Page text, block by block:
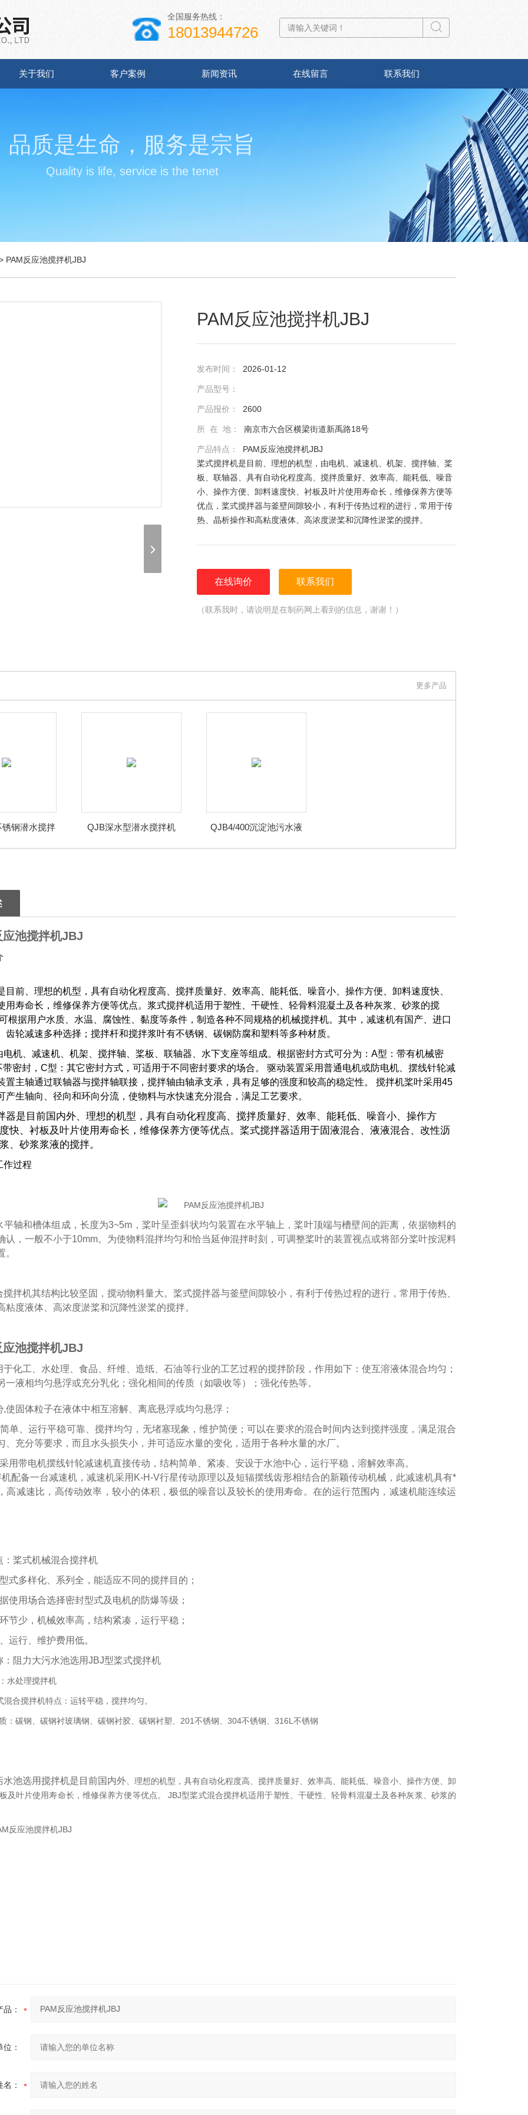
全国服务热线：
18013944726
关于我们 客户案例 新闻资讯 在线留言 联系我们
品质是生命，服务是宗旨
Quality is life, service is the tenet
PAM反应池搅拌机JBJ
PAM反应池搅拌机JBJ
发布时间： 2026-01-12
产品型号：
产品报价： 2600
所 在 地： 南京市六合区横梁街道新禹路18号
产品特点： PAM反应池搅拌机JBJ
桨式搅拌机是目前、理想的机型，由电机、减速机、机架、搅拌轴、桨
板、联轴器、具有自动化程度高、搅拌质量好、效率高、能耗低、噪音
小、操作方便、卸料速度快、衬板及叶片使用寿命长，维修保养方便等
优点，桨式搅拌器与釜壁间隙较小，有利于传热过程的进行，常用于传
热、晶析操作和高粘度液体、高浓度淤桨和沉降性淤桨的搅拌。
在线询价 联系我们
（联系我时，请说明是在制药网上看到的信息，谢谢！）
更多产品
钢潜水搅拌
QJB深水型潜水搅拌机
QJB4/400沉淀池污水液
应池搅拌机JBJ
目前、理想的机型，具有自动化程度高、搅拌质量好、效率高、能耗低、噪音小、操作方便、卸料速度快、
用寿命长，维修保养方便等优点。浆式搅拌机适用于塑性、干硬性、轻骨料混凝土及各种灰浆、砂浆的搅
根据用户水质、水温、腐蚀性、黏度等条件，制造各种不同规格的机械搅拌机。其中，减速机有国产、进口
齿轮减速多种选择；搅拌杆和搅拌浆叶有不锈钢、碳钢防腐和塑料等多种材质。
电机、减速机、机架、搅拌轴、桨板、联轴器、水下支座等组成。根据密封方式可分为：A型：带有机械密
带密封，C型：其它密封方式，可适用于不同密封要求的场合。 驱动装置采用普通电机或防电机、摆线针轮减
置主轴通过联轴器与搅拌轴联接，搅拌轴由轴承支承，具有足够的强度和较高的稳定性。 搅拌机桨叶采用45
产生轴向、径向和环向分流，使物料与水快速充分混合，满足工艺要求。
器是目前国内外、理想的机型，具有自动化程度高、搅拌质量好、效率、能耗低、噪音小、操作方
快、衬板及叶片使用寿命长，维修保养方便等优点。桨式搅拌器适用于固液混合、液液混合、改性沥
、砂浆浆液的搅拌。
作过程
平轴和槽体组成，长度为3~5m，桨叶呈歪斜状均匀装置在水平轴上，桨叶顶端与槽壁间的距离，依据物料的
认，一般不小于10mm。为使物料混拌均匀和恰当延伸混拌时刻，可调整桨叶的装置视点或将部分桨叶按泥料
搅拌机其结构比较坚固，搅动物料量大。桨式搅拌器与釜壁间隙较小，有利于传热过程的进行，常用于传热、
粘度液体、高浓度淤桨和沉降性淤桨的搅拌。
应池搅拌机JBJ
于化工、水处理、食品、纤维、造纸、石油等行业的工艺过程的搅拌阶段，作用如下：使互溶液体混合均匀；
一液相均匀悬浮或充分乳化；强化相间的传质（如吸收等）；强化传热等。
,使固体粒子在液体中相互溶解、离底悬浮或均匀悬浮；
单、运行平稳可靠、搅拌均匀，无堵塞现象，维护简便；可以在要求的混合时间内达到搅拌强度，满足混合
、充分等要求，而且水头损失小，并可适应水量的变化，适用于各种水量的水厂。
用带电机摆线针轮减速机直接传动，结构简单、紧凑、安设于水池中心，运行平稳，溶解效率高。
配备一台减速机，减速机采用K-H-V行星传动原理以及短辐摆线齿形相结合的新颖传动机械，此减速机具有*
高减速比，高传动效率，较小的体积，极低的噪音以及较长的使用寿命。在的运行范围内，减速机能连续运
：桨式机械混合搅拌机
式多样化、系列全，能适应不同的搅拌目的；
使用场合选择密封型式及电机的防爆等级；
节少，机械效率高，结构紧凑，运行平稳；
运行、维护费用低。
：阻力大污水池选用JBJ型桨式搅拌机
水处理搅拌机
混合搅拌机特点：运转平稳，搅拌均匀。
：碳钢、碳钢衬玻璃钢、碳钢衬胶、碳钢衬塑、201不锈钢、304不锈钢、316L不锈钢
水池选用搅拌机是目前国内外 、理想的机型，具有自动化程度高、搅拌质量好、效率高、能耗低、噪音小、操作方便、卸
及叶片使用寿命长，维修保养方便等优点。 JBJ型桨式混合搅拌机适用于塑性、干硬性、轻骨料混凝土及各种灰浆、砂浆的
品：
：
：